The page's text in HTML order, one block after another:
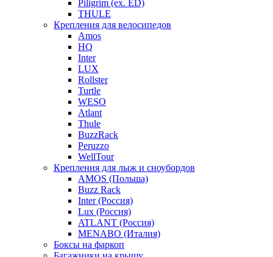
Piligrim (ex. ED)
THULE
Крепления для велосипедов
Amos
HQ
Inter
LUX
Rollster
Turtle
WESO
Atlant
Thule
BuzzRack
Peruzzo
WellTour
Крепления для лыж и сноубордов
AMOS (Польша)
Buzz Rack
Inter (Россия)
Lux (Россия)
ATLANT (Россия)
MENABO (Италия)
Боксы на фаркоп